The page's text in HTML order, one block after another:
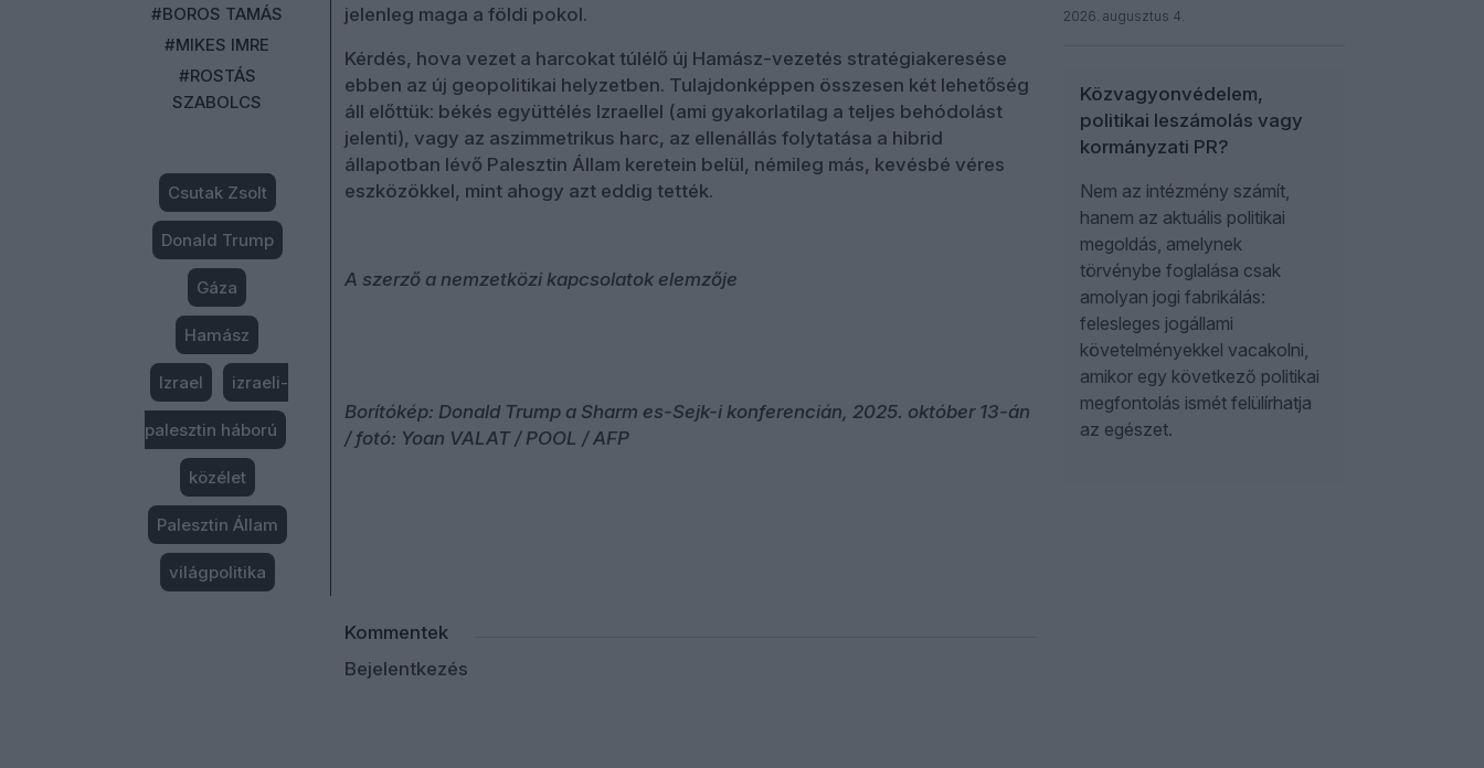
jelenleg maga a földi pokol.
Kérdés, hova vezet a harcokat túlélő új Hamász-vezetés stratégiakeresése
ebben az új geopolitikai helyzetben. Tulajdonképpen összesen két lehetőség
áll előttük: békés együttélés Izraellel (ami gyakorlatilag a teljes behódolást
jelenti), vagy az aszimmetrikus harc, az ellenállás folytatása a hibrid
állapotban lévő Palesztin Állam keretein belül, némileg más, kevésbé véres
eszközökkel, mint ahogy azt eddig tették.
A szerző a nemzetközi kapcsolatok elemzője
Borítókép: Donald Trump a Sharm es-Sejk-i konferencián, 2025. október 13-án
/ fotó: Yoan VALAT / POOL / AFP
Kommentek
Bejelentkezés
#BOROS TAMÁS
#MIKES IMRE
#ROSTÁS
SZABOLCS
Csutak Zsolt
Donald Trump
Gáza
Hamász
Izrael izraeli-
palesztin háború
közélet
Palesztin Állam
világpolitika
2026. augusztus 4.
Közvagyonvédelem,
politikai leszámolás vagy
kormányzati PR?
Nem az intézmény számít,
hanem az aktuális politikai
megoldás, amelynek
törvénybe foglalása csak
amolyan jogi fabrikálás:
felesleges jogállami
követelményekkel vacakolni,
amikor egy következő politikai
megfontolás ismét felülírhatja
az egészet.